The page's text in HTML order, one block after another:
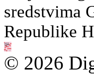
sredstvima
Republike
© 2026